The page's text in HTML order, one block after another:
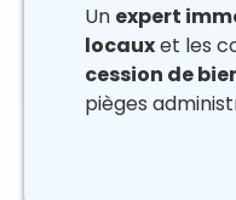
Un expert
locauxet les
cession de
pièges